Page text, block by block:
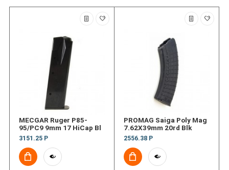
MECGAR Ruger P85-
95/PC9 9mm 17 HiCap Bl
3151.25 Р
PROMAG Saiga Poly Mag
7.62X39mm 20rd Blk
2556.38 Р